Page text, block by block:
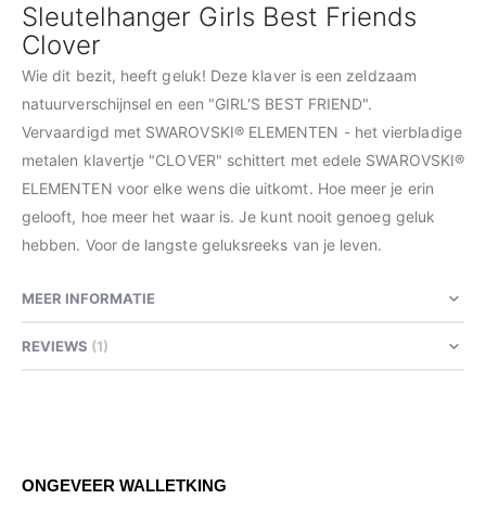
Sleutelhanger Girls Best Friends
Clover
Wie dit bezit, heeft geluk! Deze klaver is een zeldzaam
natuurverschijnsel en een "GIRL'S BEST FRIEND".
Vervaardigd met SWAROVSKI® ELEMENTEN - het vierbladige
metalen klavertje "CLOVER" schittert met edele SWAROVSKI®
ELEMENTEN voor elke wens die uitkomt. Hoe meer je erin
gelooft, hoe meer het waar is. Je kunt nooit genoeg geluk
hebben. Voor de langste geluksreeks van je leven.
MEER INFORMATIE
REVIEWS 1
ONGEVEER WALLETKING